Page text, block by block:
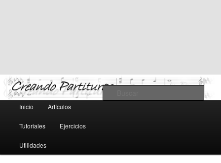
Teoría y notación musical, software y MIDI
Menú
Ir
al
contenido
Ir
al
contenido
Inicio Artículos
Tutoriales Ejercicios
Utilidades